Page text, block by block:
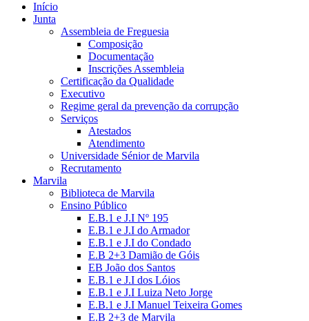
Início
Junta
Assembleia de Freguesia
Composição
Documentação
Inscrições Assembleia
Certificação da Qualidade
Executivo
Regime geral da prevenção da corrupção
Serviços
Atestados
Atendimento
Universidade Sénior de Marvila
Recrutamento
Marvila
Biblioteca de Marvila
Ensino Público
E.B.1 e J.I Nº 195
E.B.1 e J.I do Armador
E.B.1 e J.I do Condado
E.B 2+3 Damião de Góis
EB João dos Santos
E.B.1 e J.I dos Lóios
E.B.1 e J.I Luiza Neto Jorge
E.B.1 e J.I Manuel Teixeira Gomes
E.B 2+3 de Marvila